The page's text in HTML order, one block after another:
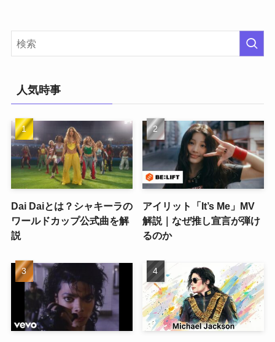
人気時事
Dai Daiとは？シャキーラの
ワールドカップ公式曲を解
説
アイリット「It’s Me」MV
解説｜なぜ推し宣言が弾け
るのか